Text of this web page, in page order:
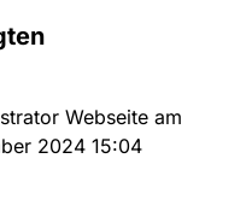
Webseite am
2024 15:04